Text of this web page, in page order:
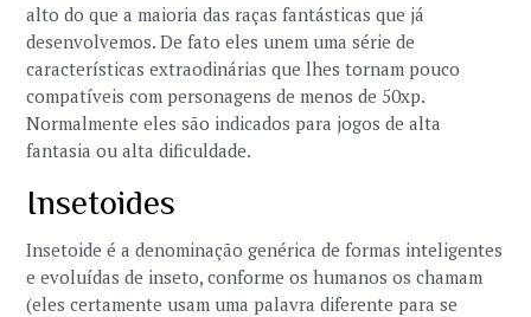
alto do que a maioria das raças fantásticas que já
desenvolvemos. De fato eles unem uma série de
características extraodinárias que lhes tornam pouco
compatíveis com personagens de menos de 50xp.
Normalmente eles são indicados para jogos de alta
fantasia ou alta dificuldade.
Insetoides
Insetoide é a denominação genérica de formas inteligentes
e evoluídas de inseto, conforme os humanos os chamam
(eles certamente usam uma palavra diferente para se